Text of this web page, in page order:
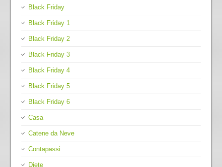
Black Friday
Black Friday 1
Black Friday 2
Black Friday 3
Black Friday 4
Black Friday 5
Black Friday 6
Casa
Catene da Neve
Contapassi
Diete